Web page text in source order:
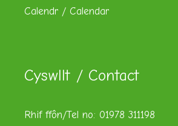
Calendr / Calendar
Cyswllt / Contact
Rhif ffôn/Tel no: 01978 311198